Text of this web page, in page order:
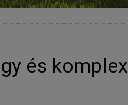
és komplex